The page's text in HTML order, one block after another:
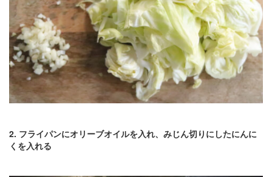
2. フライパンにオリーブオイルを入れ、みじん切りにしたにんに
くを入れる